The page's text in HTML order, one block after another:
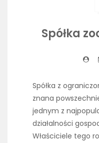
Spółka
Spółka z
znana
jednym z
działalności
Właściciele tego